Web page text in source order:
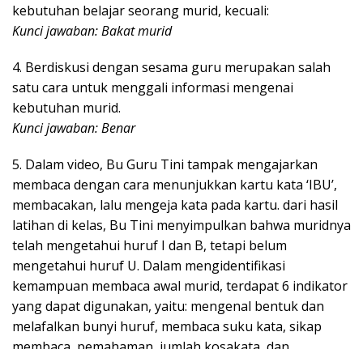
kebutuhan belajar seorang murid, kecuali:
Kunci jawaban: Bakat murid
4. Berdiskusi dengan sesama guru merupakan salah
satu cara untuk menggali informasi mengenai
kebutuhan murid.
Kunci jawaban: Benar
5. Dalam video, Bu Guru Tini tampak mengajarkan
membaca dengan cara menunjukkan kartu kata ‘IBU’,
membacakan, lalu mengeja kata pada kartu. dari hasil
latihan di kelas, Bu Tini menyimpulkan bahwa muridnya
telah mengetahui huruf I dan B, tetapi belum
mengetahui huruf U. Dalam mengidentifikasi
kemampuan membaca awal murid, terdapat 6 indikator
yang dapat digunakan, yaitu: mengenal bentuk dan
melafalkan bunyi huruf, membaca suku kata, sikap